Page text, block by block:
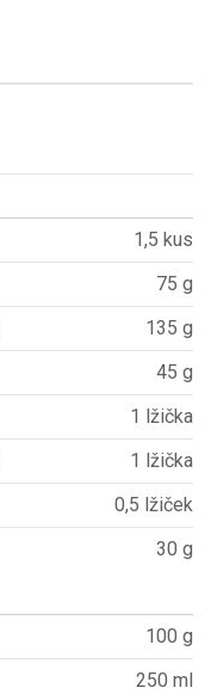
1,5 kus
75 g
135 g
45 g
1 lžička
1 lžička
0,5 lžiček
30 g
100 g
250 ml